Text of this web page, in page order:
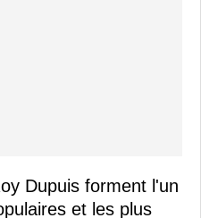
Dupuis forment l'un
et les plus